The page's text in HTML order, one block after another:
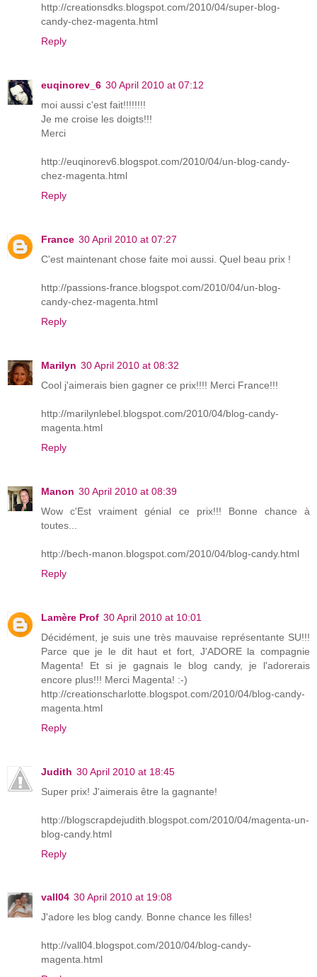
http://creationsdks.blogspot.com/2010/04/super-blog-
candy-chez-magenta.html
Reply
euqinorev_6 30 April 2010 at 07:12
moi aussi c'est fait!!!!!!!!
Je me croise les doigts!!!
Merci
http://euqinorev6.blogspot.com/2010/04/un-blog-candy-
chez-magenta.html
Reply
France 30 April 2010 at 07:27
C'est maintenant chose faite moi aussi. Quel beau prix !
http://passions-france.blogspot.com/2010/04/un-blog-
candy-chez-magenta.html
Reply
Marilyn 30 April 2010 at 08:32
Cool j'aimerais bien gagner ce prix!!!! Merci France!!!
http://marilynlebel.blogspot.com/2010/04/blog-candy-
magenta.html
Reply
Manon 30 April 2010 at 08:39
Wow c'Est vraiment génial ce prix!!! Bonne chance à
toutes...
http://bech-manon.blogspot.com/2010/04/blog-candy.html
Reply
Lamère Prof 30 April 2010 at 10:01
Décidément, je suis une très mauvaise représentante SU!!!
Parce que je le dit haut et fort, J'ADORE la compagnie
Magenta! Et si je gagnais le blog candy, je l'adorerais
encore plus!!! Merci Magenta! :-)
http://creationscharlotte.blogspot.com/2010/04/blog-candy-
magenta.html
Reply
Judith 30 April 2010 at 18:45
Super prix! J'aimerais être la gagnante!
http://blogscrapdejudith.blogspot.com/2010/04/magenta-un-
blog-candy.html
Reply
vall04 30 April 2010 at 19:08
J'adore les blog candy. Bonne chance les filles!
http://vall04.blogspot.com/2010/04/blog-candy-
magenta.html